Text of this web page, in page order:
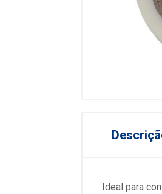
Ideal para